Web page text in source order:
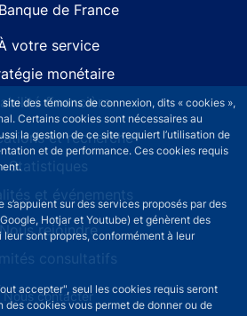
des témoins de connexion, dits « cookies »,
Certains cookies sont nécessaires au
la gestion de ce site requiert l’utilisation de
et de performance. Ces cookies requis
sur des services proposés par des
Hotjar et Youtube) et génèrent des
sont propres, conformément à leur
accepter", seul les cookies requis seront
des cookies vous permet de donner ou de
de France
votre service
monétaire
financière
et recherche
Statistiques
et événements
Nous rejoindre
consultatifs
Nous contacter